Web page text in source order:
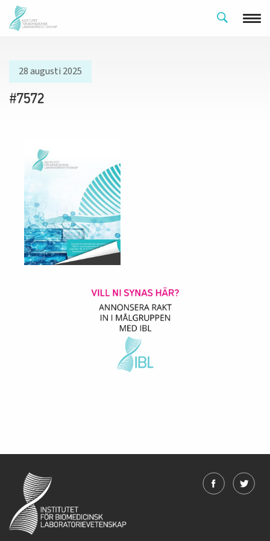
28 augusti 2025
#7572